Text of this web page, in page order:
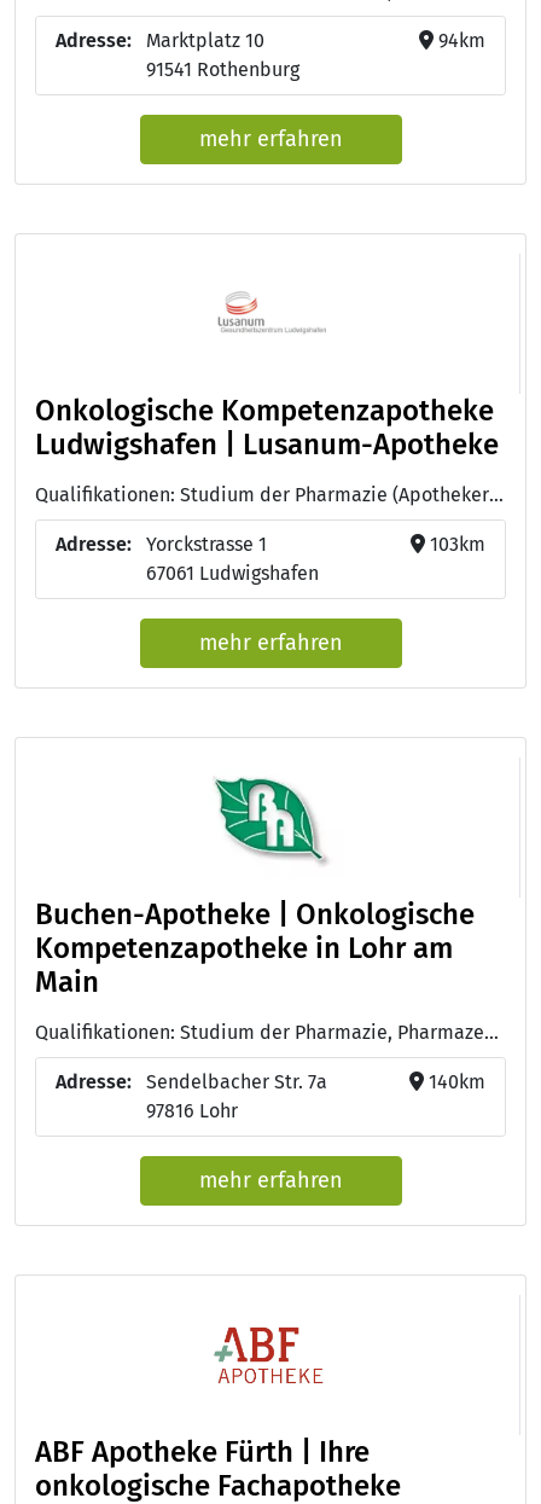
Adresse:
Marktplatz 10
91541 Rothenburg
94km
mehr erfahren
Onkologische Kompetenzapotheke
Ludwigshafen | Lusanum-Apotheke
Qualifikationen: Studium der Pharmazie (Apotheker:in), Zytostatikazubereitung
Adresse:
Yorckstrasse 1
67061 Ludwigshafen
103km
mehr erfahren
Buchen-Apotheke | Onkologische
Kompetenzapotheke in Lohr am
Main
Qualifikationen: Studium der Pharmazie, Pharmazeutisch-technische/r Assistent/in - PTA
Adresse:
Sendelbacher Str. 7a
97816 Lohr
140km
mehr erfahren
ABF Apotheke Fürth | Ihre
onkologische Fachapotheke